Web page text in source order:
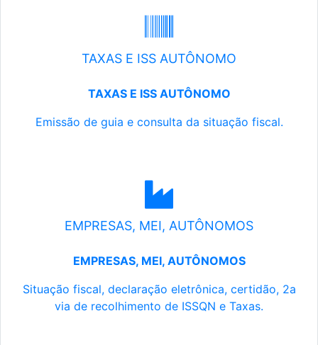
TAXAS E ISS AUTÔNOMO
TAXAS E ISS AUTÔNOMO
Emissão de guia e consulta da situação fiscal.
EMPRESAS, MEI, AUTÔNOMOS
EMPRESAS, MEI, AUTÔNOMOS
Situação fiscal, declaração eletrônica, certidão, 2a
via de recolhimento de ISSQN e Taxas.